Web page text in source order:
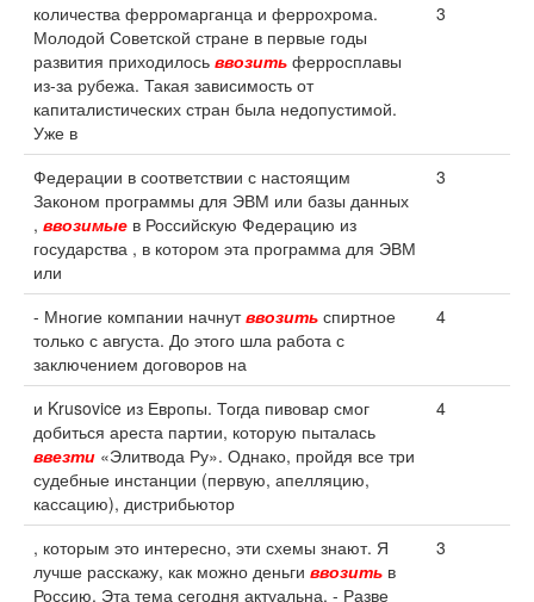
количества ферромарганца и феррохрома.
Молодой Советской стране в первые годы
развития приходилось ввозить ферросплавы
из-за рубежа. Такая зависимость от
капиталистических стран была недопустимой.
Уже в
3
Федерации в соответствии с настоящим
Законом программы для ЭВМ или базы данных
, ввозимые в Российскую Федерацию из
государства , в котором эта программа для ЭВМ
или
3
- Многие компании начнутввозить спиртное
только с августа. До этого шла работа с
заключением договоров на
4
и Krusovice из Европы. Тогда пивовар смог
добиться ареста партии, которую пыталась
ввезти «Элитвода Ру». Однако, пройдя все три
судебные инстанции (первую, апелляцию,
кассацию), дистрибьютор
4
, которым это интересно, эти схемы знают. Я
лучше расскажу, как можно деньги ввозить в
Россию. Эта тема сегодня актуальна. - Разве
3